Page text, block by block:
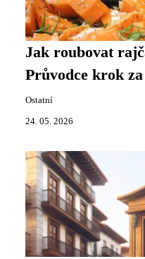
Jak roubovat
Průvodce krok
Ostatní
24. 05. 2026